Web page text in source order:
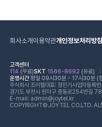
회사소개이용약관개인정보처리방침
고객센터
114 (무료)SKT 1566-8692 (유료)
운영시간평일 09시30분 - 17시30분 (
주식회사 조이텔대표: 정민기 사업자등
경기도 부천시 원미구 중동로254번길
E-mail: admin@joytel.kr
COPYRIGHT©JOYTEL CO.LTD.